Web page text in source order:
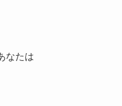
なたは